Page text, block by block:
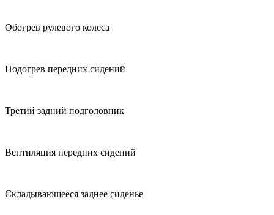
Обогрев рулевого колеса
Подогрев передних сидений
Третий задний подголовник
Вентиляция передних сидений
Складывающееся заднее сиденье